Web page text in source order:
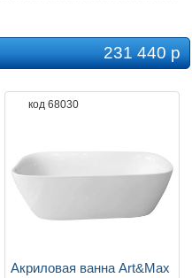
231 440 р
код 68030
Акриловая ванна Art&Max